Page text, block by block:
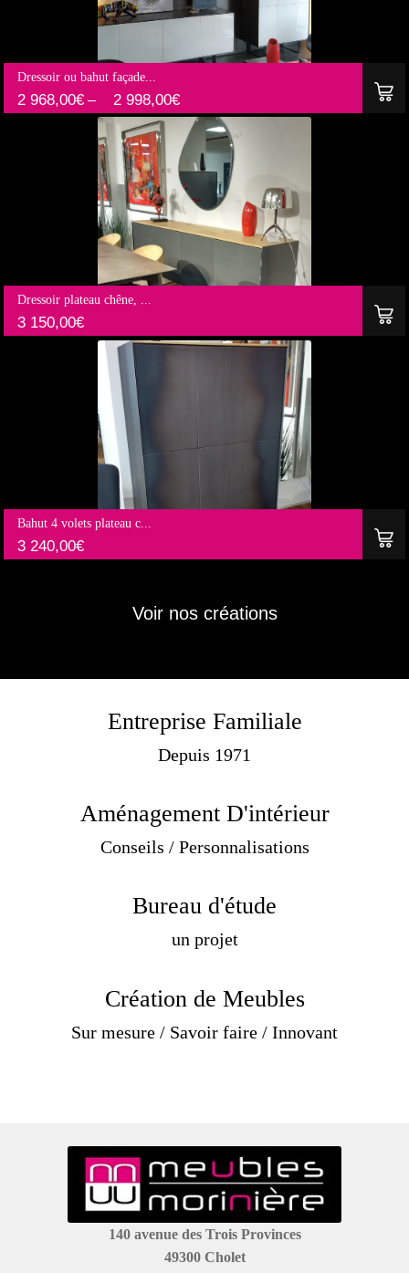
Dressoir ou bahut façade...
2 968,00€ – 2 998,00€
Dressoir plateau chêne, ...
3 150,00€
Bahut 4 volets plateau c...
3 240,00€
Voir nos créations
Entreprise Familiale
Depuis 1971
Aménagement D'intérieur
Conseils / Personnalisations
Bureau d'étude
un projet
Création de Meubles
Sur mesure / Savoir faire / Innovant
140 avenue des Trois Provinces
49300 Cholet